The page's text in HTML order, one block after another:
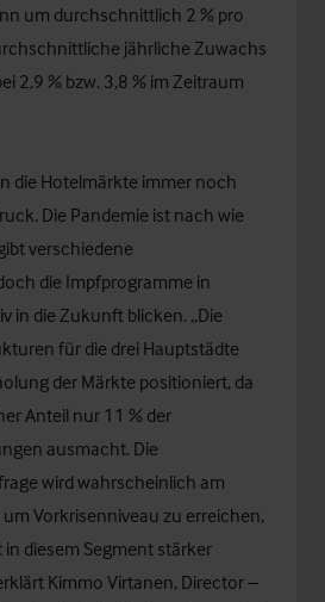
um durchschnittlich 2 % pro
jährliche Zuwachs
2,9 % bzw. 3,8 % im Zeitraum
die Hotelmärkte immer noch
Die Pandemie ist nach wie
verschiedene
die Impfprogramme in
in die Zukunft blicken. „Die
für die drei Hauptstädte
der Märkte positioniert, da
Anteil nur 11 % der
ausmacht. Die
wird wahrscheinlich am
Vorkrisenniveau zu erreichen,
diesem Segment stärker
Kimmo Virtanen, Director –